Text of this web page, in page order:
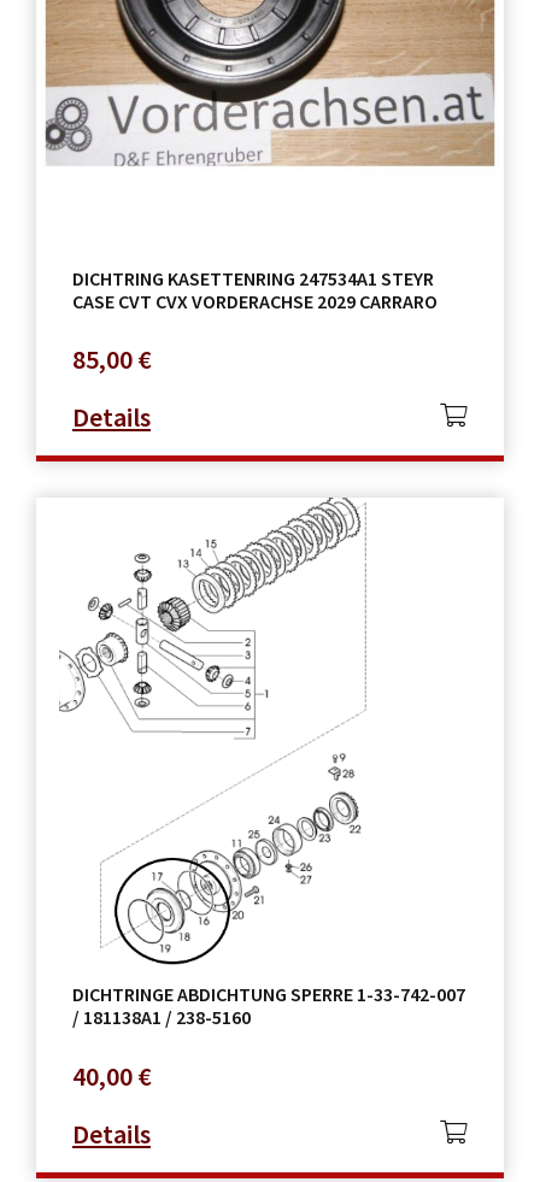
DICHTRING KASETTENRING 247534A1 STEYR
CASE CVT CVX VORDERACHSE 2029 CARRARO
85,00€
Details
DICHTRINGE ABDICHTUNG SPERRE 1-33-742-007
/ 181138A1 / 238-5160
40,00€
Details